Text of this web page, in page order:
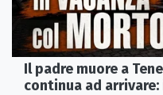
Il padre muore a
continua ad